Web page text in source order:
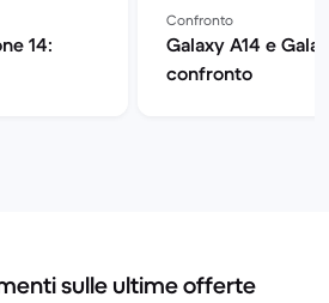
14:
Confronto
Galaxy A14 e
confronto
sulle ultime offerte